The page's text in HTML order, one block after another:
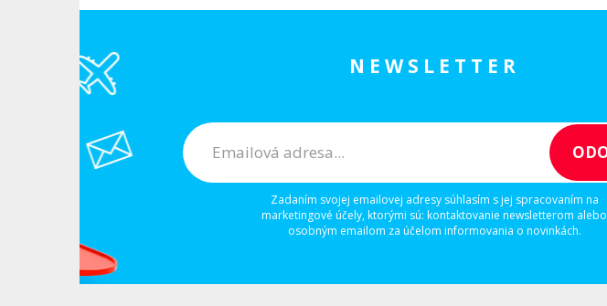
NEWSLETTER
Zadaním svojej emailovej adresy súhlasím s jej spracovaním na
marketingové účely, ktorými sú: kontaktovanie newsletterom alebo
osobným emailom za účelom informovania o novinkách.